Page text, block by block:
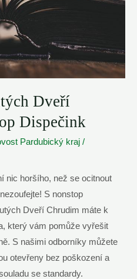
Dveří
Dispečink
Pardubický kraj /
nic horšího, než se ocitnout
S nonstop
Dveří Chrudim máte k
který vám pomůže vyřešit
S našimi odborníky můžete
otevřeny bez poškození a
se standardy.